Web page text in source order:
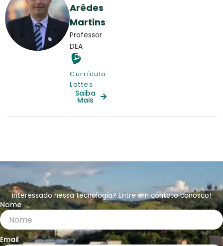
Arêdes
Martins
Professor
DEA
Currículo
Lattes
Saiba
Mais
Interessado nessa tecnologia? Entre em contato conosco!
Nome
Email